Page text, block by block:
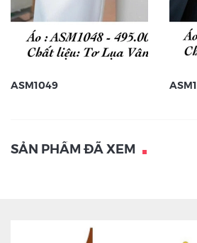
ASM1049
SẢN PHẨM ĐÃ XEM